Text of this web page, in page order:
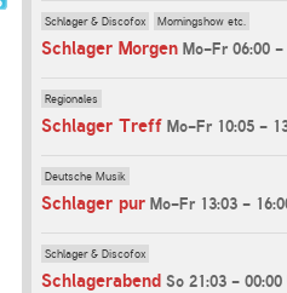
Schlager & Discofox Morningshow etc.
Schlager Morgen Mo-Fr 06:00 -
Regionales
Schlager Treff Mo-Fr 10:05 -
Deutsche Musik
Schlager pur Mo-Fr 13:03 -
Schlager & Discofox
Schlagerabend So 21:03 - 00:00